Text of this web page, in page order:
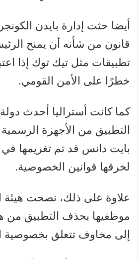
أيضا حثت إدارة بايدن
قانون من شأنه أن يمنح
تطبيقات مثل تيك توك إذا
خطرًا على الأمن القومي.
كما كانت أستراليا أحدث
التطبيق من الأجهزة
بايت دانس قد تم تغريمها في
لخرقها قوانين الخصوصية.
علاوة على ذلك، نصحت هيئة
موظفيها بحذف التطبيق من
إلى مخاوف تتعلق بخصوصية